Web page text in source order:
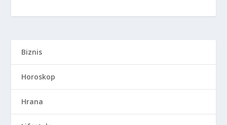
Biznis
Horoskop
Hrana